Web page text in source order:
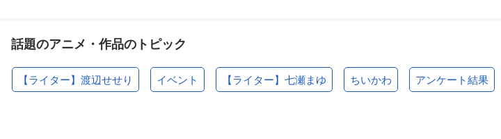
話題のアニメ・作品のトピック
【ライター】渡辺せせり イベント 【ライター】七瀬まゆ ちいかわ アンケート結果